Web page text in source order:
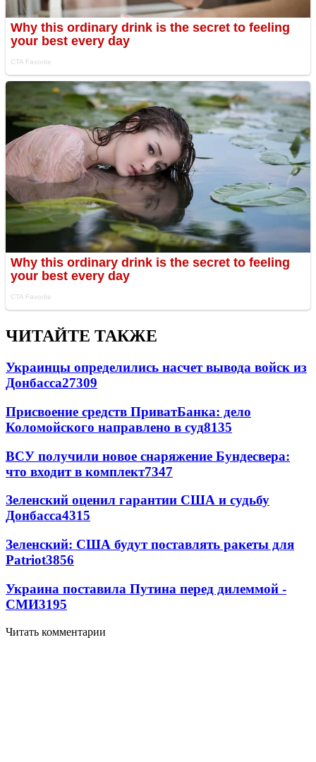
ЧИТАЙТЕ ТАКЖЕ
Украинцы определились насчет вывода войск из
Донбасса27309
Присвоение средств ПриватБанка: дело
Коломойского направлено в суд8135
ВСУ получили новое снаряжение Бундесвера:
что входит в комплект7347
Зеленский оценил гарантии США и судьбу
Донбасса4315
Зеленский: США будут поставлять ракеты для
Patriot3856
Украина поставила Путина перед дилеммой -
СМИ3195
Читать комментарии